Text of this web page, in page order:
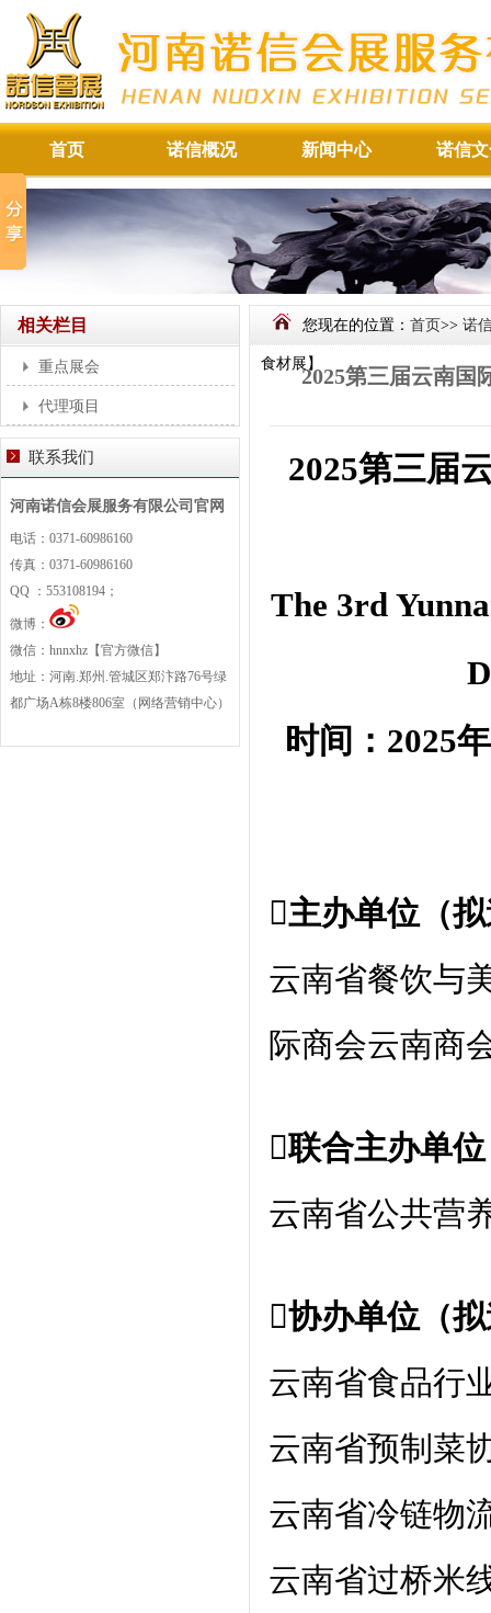
首页 诺信概况 新闻中心 诺信
相关栏目
重点展会
代理项目
联系我们
河南诺信会展服务有限公司官网
电话：0371-60986160
传真：0371-60986160
QQ ：553108194；
微博：
微信：hnnxhz【官方微信】
地址：河南.郑州.管城区郑汴路76号绿
都广场A栋8楼806室（网络营销中心）
您现在的位置： 首页>> 诺
食材展】
2025第三届云南国
2025第三届
The 3rd
时间：2025
主办单位（
云南省餐饮与
际商会云南商
联合主办单
云南省公共营
协办单位（
云南省食品行
云南省预制菜
云南省冷链物
云南省过桥米